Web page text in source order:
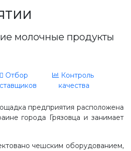
10-14
отделов
молочные продукты
Отбор
Контроль
качества
предприятия расположена
города Грязовца и занимает
чешским оборудованием,